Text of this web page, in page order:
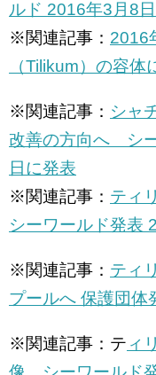
ルド 2016年3月8日
※関連記事： 2016
（Tilikum）の容体
※関連記事： シャ
改善の方向へ シ
日に発表
※関連記事： ティ
シーワールド発表
※関連記事： ティ
プールへ 保護団
※関連記事：テ ィ